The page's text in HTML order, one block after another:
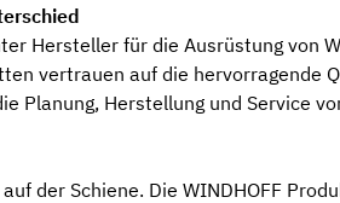
Hersteller für die Ausrüstung von
vertrauen auf die hervorragende
Planung, Herstellung und Service
der Schiene. Die WINDHOFF